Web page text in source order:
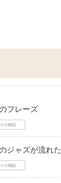
フレーズ
の物語
ジャズが流れた
の物語